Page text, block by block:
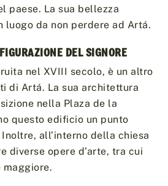
paese. La sua bellezza
luogo da non perdere ad Artá.
DEL SIGNORE
nel XVIII secolo, è un altro
di Artá. La sua architettura
nella Plaza de la
questo edificio un punto
all’interno della chiesa
diverse opere d’arte, tra cui